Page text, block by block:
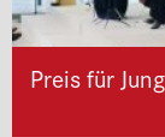
Preis für